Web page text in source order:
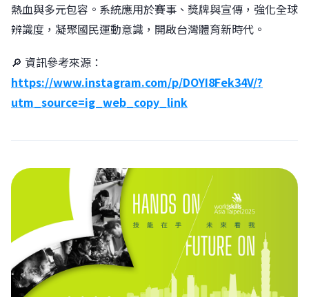
熱血與多元包容。系統應用於賽事、獎牌與宣傳，強化全球
辨識度，凝聚國民運動意識，開啟台灣體育新時代。
🔎 資訊參考來源：
https://www.instagram.com/p/DOYI8Fek34V/?
utm_source=ig_web_copy_link